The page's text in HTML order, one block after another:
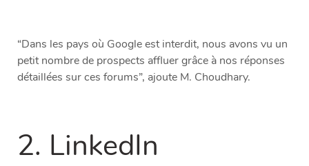
“Dans les pays où Google est interdit, nous avons vu un
petit nombre de prospects affluer grâce à nos réponses
détaillées sur ces forums”, ajoute M. Choudhary.
2. LinkedIn